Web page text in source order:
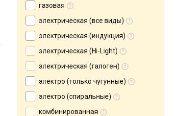
газовая
электрическая (все виды)
электрическая (индукция)
электрическая (Hi-Light)
электрическая (галоген)
электро (только чугунные)
электро (спиральные)
комбинированная